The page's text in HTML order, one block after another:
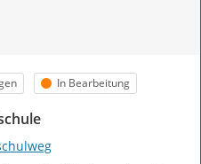
Status
In Bearbeitung